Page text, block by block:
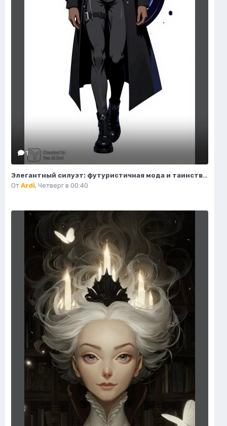
1
Элегантный силуэт: футуристичная мода и таинственный воитель пустоты. Генерация из нейронной сети Flux Ai
От Ardi, Четверг в 00:40